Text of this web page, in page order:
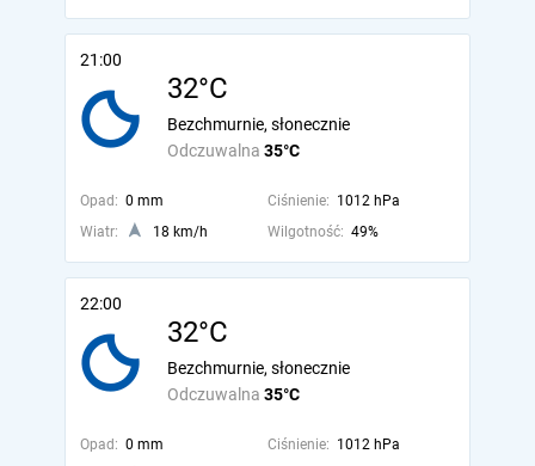
21:00
32°C
Odczuwalna 35°C
Bezchmurnie, słonecznie
Opad: 0 mm Ciśnienie: 1012 hPa
Wiatr:
18 km/h Wilgotność: 49%
22:00
32°C
Odczuwalna 35°C
Bezchmurnie, słonecznie
Opad: 0 mm Ciśnienie: 1012 hPa